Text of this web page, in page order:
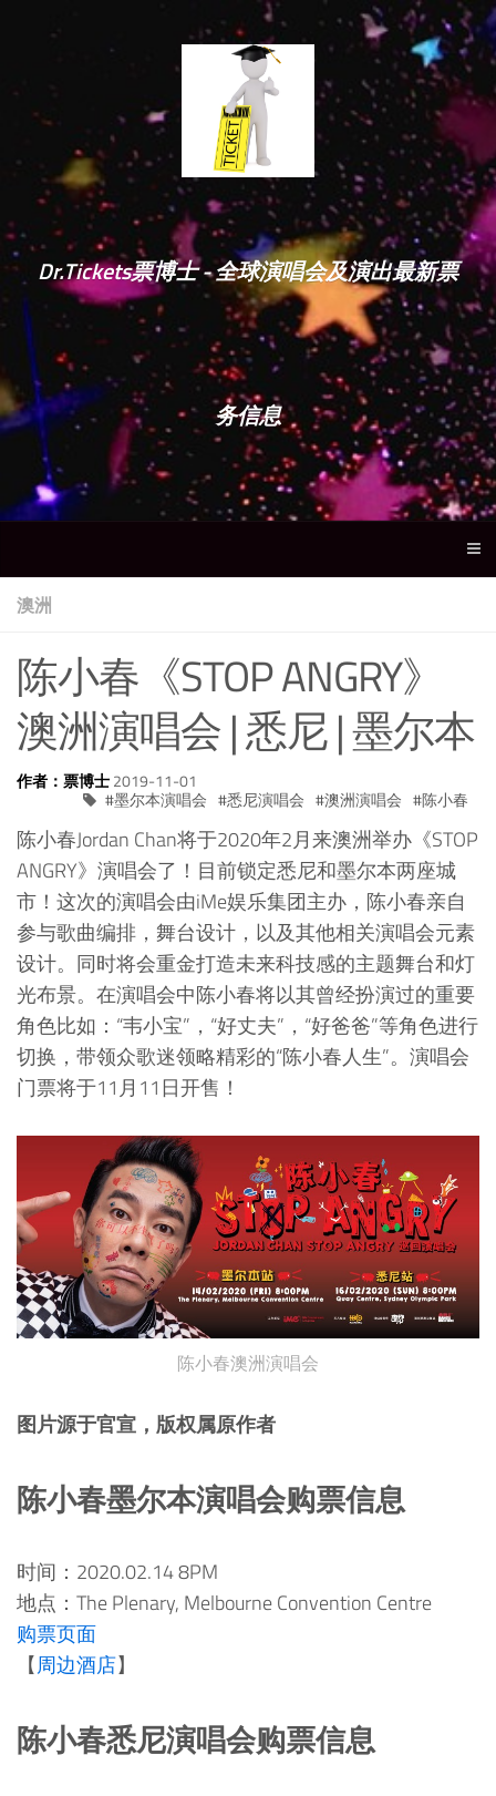
Dr.Tickets票博士 - 全球演唱会及演出最新票
务信息
澳洲
陈小春《STOP ANGRY》
澳洲演唱会 | 悉尼 | 墨尔本
作者：票博士2019-11-01
墨尔本演唱会
悉尼演唱会 澳洲演唱会 陈小春
陈小春Jordan Chan将于2020年2月来澳洲举办《STOP
ANGRY》演唱会了！目前锁定悉尼和墨尔本两座城
市！这次的演唱会由iMe娱乐集团主办，陈小春亲自
参与歌曲编排，舞台设计，以及其他相关演唱会元素
设计。同时将会重金打造未来科技感的主题舞台和灯
光布景。在演唱会中陈小春将以其曾经扮演过的重要
角色比如：“韦小宝”，“好丈夫”，“好爸爸”等角色进行
切换，带领众歌迷领略精彩的“陈小春人生”。演唱会
门票将于11月11日开售！
陈小春澳洲演唱会
图片源于官宣，版权属原作者
陈小春墨尔本演唱会购票信息
时间：2020.02.14 8PM
地点：The Plenary, Melbourne Convention Centre
购票页面
【周边酒店】
陈小春悉尼演唱会购票信息